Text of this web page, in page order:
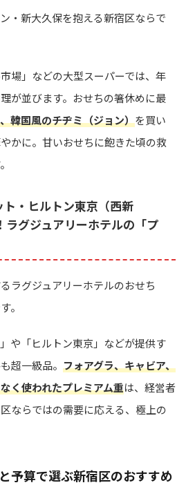
・新大久保を抱える新宿区ならで
場」などの大型スーパーでは、年
が並びます。おせちの箸休めに最
韓国風のチヂミ（ジョン）を買い
かに。甘いおせちに飽きた頃の救
・ヒルトン東京（西新
ラグジュアリーホテルの「プ
ラグジュアリーホテルのおせち
。
や「ヒルトン東京」などが提供す
超一級品。 フォアグラ、キャビア、
く使われたプレミアム重は、経営者
ならではの需要に応える、極上の
予算で選ぶ新宿区のおすすめ